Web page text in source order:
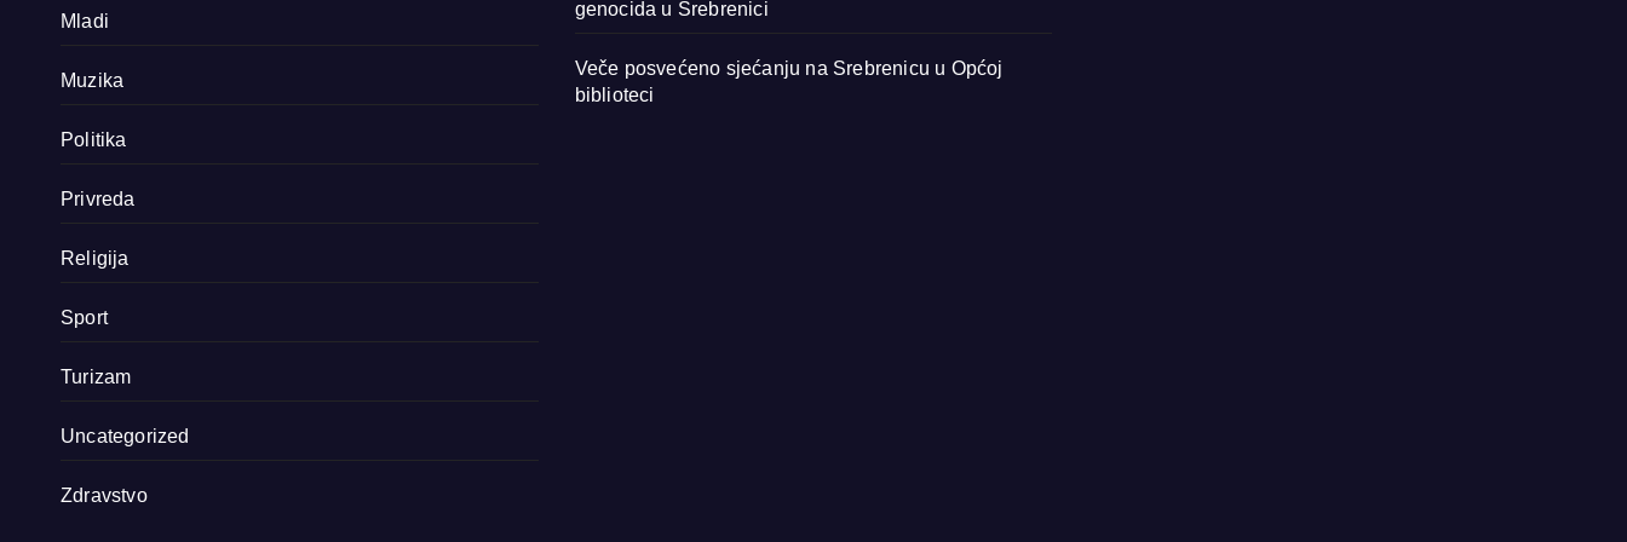
Mladi
Muzika
Politika
Privreda
Religija
Sport
Turizam
Uncategorized
Zdravstvo
genocida u Srebrenici
Veče posvećeno sjećanju na Srebrenicu u Općoj
biblioteci